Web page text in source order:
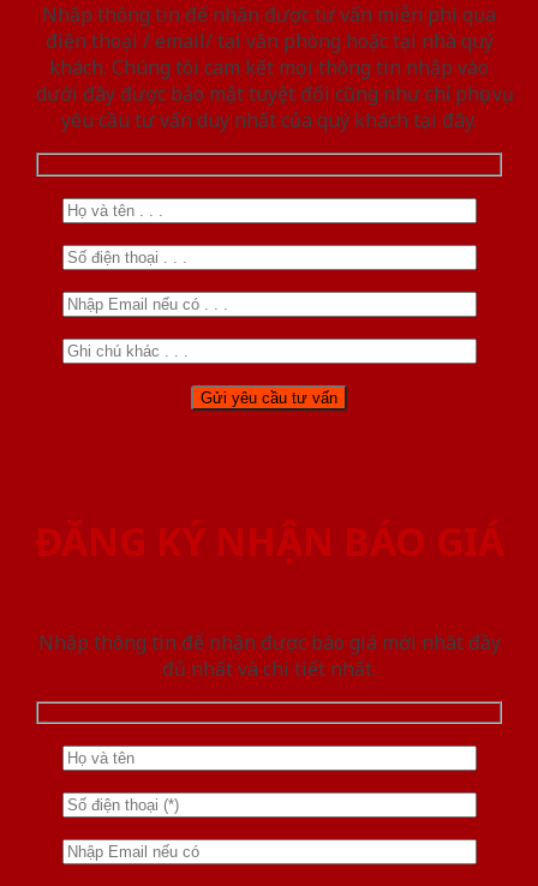
Nhập thông tin để nhận được tư vấn miễn phí qua
điện thoại / email/ tại văn phòng hoặc tại nhà quý
khách. Chúng tôi cam kết mọi thông tin nhập vào
dưới đây được bảo mật tuyệt đối cũng như chỉ phục vụ
yêu cầu tư vấn duy nhất của quý khách tại đây.
ĐĂNG KÝ NHẬN BÁO GIÁ
Nhập thông tin để nhận được báo giá mới nhât đầy
đủ nhất và chi tiết nhất.